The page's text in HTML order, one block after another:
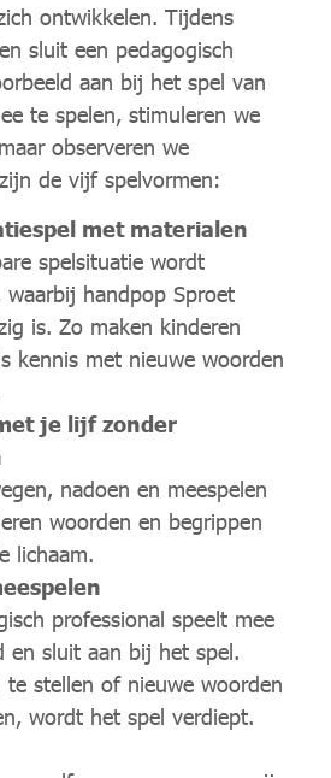
ontwikkelen. Tijdens
sluit een pedagogisch
aan bij het spel van
te spelen, stimuleren we
observeren we
de vijf spelvormen:
met materialen
spelsituatie wordt
waarbij handpop Sproet
is. Zo maken kinderen
kennis met nieuwe woorden
je lijf zonder
nadoen en meespelen
woorden en begrippen
lichaam.
professional speelt mee
en sluit aan bij het spel.
te stellen of nieuwe woorden
wordt het spel verdiept.